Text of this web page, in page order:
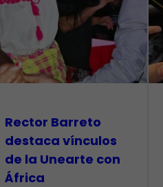
Rector Barreto
destaca vínculos
de la Unearte con
África